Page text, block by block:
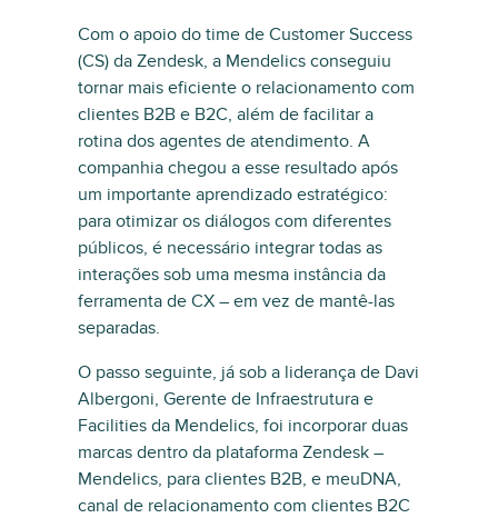
Com o apoio do time de Customer Success
(CS) da Zendesk, a Mendelics conseguiu
tornar mais eficiente o relacionamento com
clientes B2B e B2C, além de facilitar a
rotina dos agentes de atendimento. A
companhia chegou a esse resultado após
um importante aprendizado estratégico:
para otimizar os diálogos com diferentes
públicos, é necessário integrar todas as
interações sob uma mesma instância da
ferramenta de CX – em vez de mantê-las
separadas.
O passo seguinte, já sob a liderança de Davi
Albergoni, Gerente de Infraestrutura e
Facilities da Mendelics, foi incorporar duas
marcas dentro da plataforma Zendesk –
Mendelics, para clientes B2B, e meuDNA,
canal de relacionamento com clientes B2C